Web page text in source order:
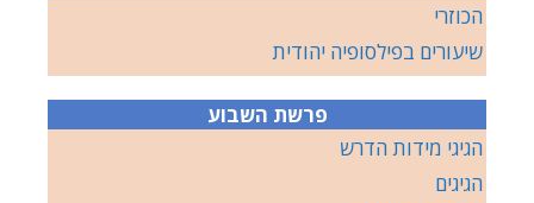
הכוזרי
שיעורים בפילסופיה יהודית
פרשת השבוע
הגיגי מידות הדרש
הגיגים